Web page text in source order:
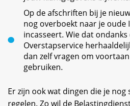
Op de afschriften bij je
nog overboekt naar je oude
incasseert. Wie dat
Overstapservice
dan zelf vragen om
gebruiken.
Er zijn ook wat dingen die je nog
regelen. Zo wil de